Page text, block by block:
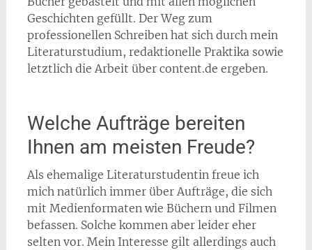
Geschichten gefüllt. Der Weg zum
professionellen Schreiben hat sich durch mein
Literaturstudium, redaktionelle Praktika sowie
letztlich die Arbeit über content.de ergeben.
Welche Aufträge bereiten
Ihnen am meisten Freude?
Als ehemalige Literaturstudentin freue ich
mich natürlich immer über Aufträge, die sich
mit Medienformaten wie Büchern und Filmen
befassen. Solche kommen aber leider eher
selten vor. Mein Interesse gilt allerdings auch